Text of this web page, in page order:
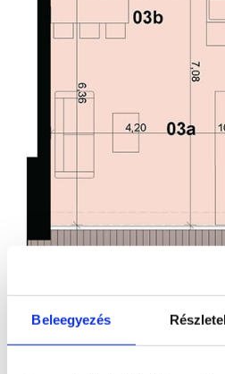
Beleegyezés